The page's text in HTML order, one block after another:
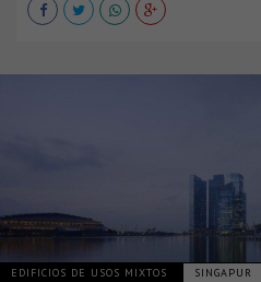
EDIFICIOS DE USOS MIXTOS SINGAPUR